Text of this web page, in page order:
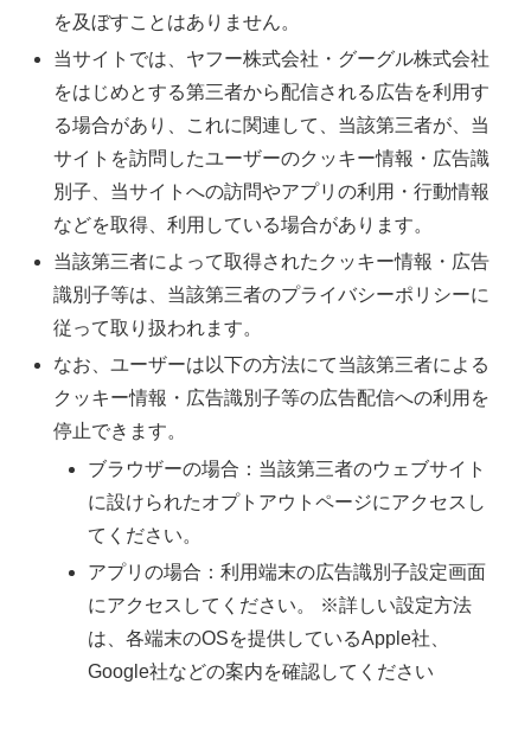
を及ぼすことはありません。
当サイトでは、ヤフー株式会社・グーグル株式会社
をはじめとする第三者から配信される広告を利用す
る場合があり、これに関連して、当該第三者が、当
サイトを訪問したユーザーのクッキー情報・広告識
別子、当サイトへの訪問やアプリの利用・行動情報
などを取得、利用している場合があります。
当該第三者によって取得されたクッキー情報・広告
識別子等は、当該第三者のプライバシーポリシーに
従って取り扱われます。
なお、ユーザーは以下の方法にて当該第三者による
クッキー情報・広告識別子等の広告配信への利用を
停止できます。
ブラウザーの場合：当該第三者のウェブサイト
に設けられたオプトアウトページにアクセスし
てください。
アプリの場合：利用端末の広告識別子設定画面
にアクセスしてください。 ※詳しい設定方法
は、各端末のOSを提供しているApple社、
Google社などの案内を確認してください